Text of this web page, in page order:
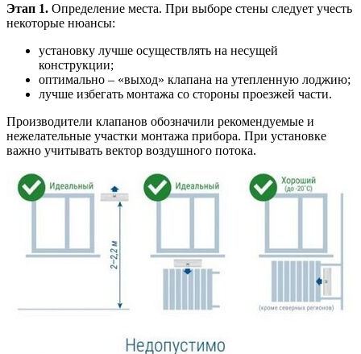
Этап 1. Определение места. При выборе стены следует учесть
некоторые нюансы:
установку лучше осуществлять на несущей
конструкции;
оптимально – «выход» клапана на утепленную лоджию;
лучше избегать монтажа со стороны проезжей части.
Производители клапанов обозначили рекомендуемые и
нежелательные участки монтажа прибора. При установке
важно учитывать вектор воздушного потока.